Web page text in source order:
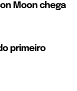
Moon chega
primeiro